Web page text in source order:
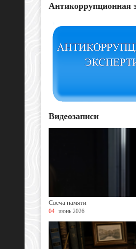
Антикоррупционная
Видеозаписи
Свеча памяти
04 июнь 2026